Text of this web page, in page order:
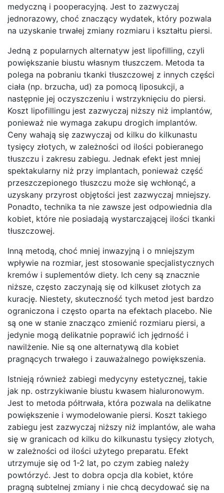
medyczną i pooperacyjną. Jest to zazwyczaj
jednorazowy, choć znaczący wydatek, który pozwala
na uzyskanie trwałej zmiany rozmiaru i kształtu piersi.
Jedną z popularnych alternatyw jest lipofilling, czyli
powiększanie biustu własnym tłuszczem. Metoda ta
polega na pobraniu tkanki tłuszczowej z innych części
ciała (np. brzucha, ud) za pomocą liposukcji, a
następnie jej oczyszczeniu i wstrzyknięciu do piersi.
Koszt lipofillingu jest zazwyczaj niższy niż implantów,
ponieważ nie wymaga zakupu drogich implantów.
Ceny wahają się zazwyczaj od kilku do kilkunastu
tysięcy złotych, w zależności od ilości pobieranego
tłuszczu i zakresu zabiegu. Jednak efekt jest mniej
spektakularny niż przy implantach, ponieważ część
przeszczepionego tłuszczu może się wchłonąć, a
uzyskany przyrost objętości jest zazwyczaj mniejszy.
Ponadto, technika ta nie zawsze jest odpowiednia dla
kobiet, które nie posiadają wystarczającej ilości tkanki
tłuszczowej.
Inną metodą, choć mniej inwazyjną i o mniejszym
wpływie na rozmiar, jest stosowanie specjalistycznych
kremów i suplementów diety. Ich ceny są znacznie
niższe, często zaczynają się od kilkuset złotych za
kurację. Niestety, skuteczność tych metod jest bardzo
ograniczona i często oparta na efektach placebo. Nie
są one w stanie znacząco zmienić rozmiaru piersi, a
jedynie mogą delikatnie poprawić ich jędrność i
nawilżenie. Nie są one alternatywą dla kobiet
pragnących trwałego i zauważalnego powiększenia.
Istnieją również zabiegi medycyny estetycznej, takie
jak np. ostrzykiwanie biustu kwasem hialuronowym.
Jest to metoda półtrwała, która pozwala na delikatne
powiększenie i wymodelowanie piersi. Koszt takiego
zabiegu jest zazwyczaj niższy niż implantów, ale waha
się w granicach od kilku do kilkunastu tysięcy złotych,
w zależności od ilości użytego preparatu. Efekt
utrzymuje się od 1-2 lat, po czym zabieg należy
powtórzyć. Jest to dobra opcja dla kobiet, które
pragną subtelnej zmiany i nie chcą decydować się na